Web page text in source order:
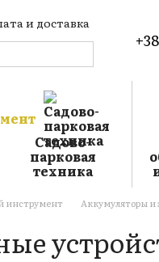
и доставка
Садово-
парковая
техника
инструмент Аккумуляторы и